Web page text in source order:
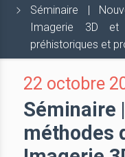
Séminaire |
Imagerie 3D et
préhistoriques et
22 octobre
Séminaire
méthodes